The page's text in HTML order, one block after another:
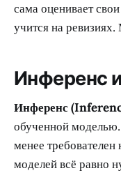
сама оценивает
учится на
Инференс
Инференс
обученной
менее
моделей всё равно